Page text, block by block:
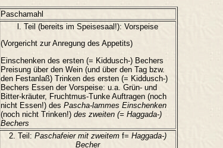
Paschamahl
l. Teil (bereits im Speisesaal!): Vorspeise
(Vorgericht zur Anregung des Appetits)
Einschenken des ersten (= Kiddusch-) Bechers
Preisung über den Wein (und über den Tag bzw.
den Festanlaß) Trinken des ersten (= Kiddusch-)
Bechers Essen der Vorspeise: u.a. Grün- und
Bitter-kräuter, Fruchtmus-Tunke Auftragen (noch
nicht Essen!) des Pascha-lammes Einschenken
(noch nicht Trinken!) des zweiten (= Haggada-)
Bechers
2. Teil: Paschafeier mit zweitem f= Haggada-)
Becher